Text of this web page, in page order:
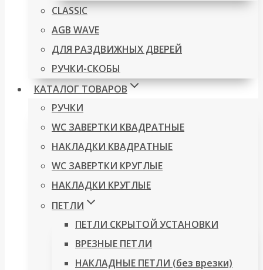
CLASSIC
AGB WAVE
ДЛЯ РАЗДВИЖНЫХ ДВЕРЕЙ
РУЧКИ-СКОБЫ
КАТАЛОГ ТОВАРОВ
РУЧКИ
WC ЗАВЕРТКИ КВАДРАТНЫЕ
НАКЛАДКИ КВАДРАТНЫЕ
WC ЗАВЕРТКИ КРУГЛЫЕ
НАКЛАДКИ КРУГЛЫЕ
ПЕТЛИ
ПЕТЛИ СКРЫТОЙ УСТАНОВКИ
ВРЕЗНЫЕ ПЕТЛИ
НАКЛАДНЫЕ ПЕТЛИ (без врезки)